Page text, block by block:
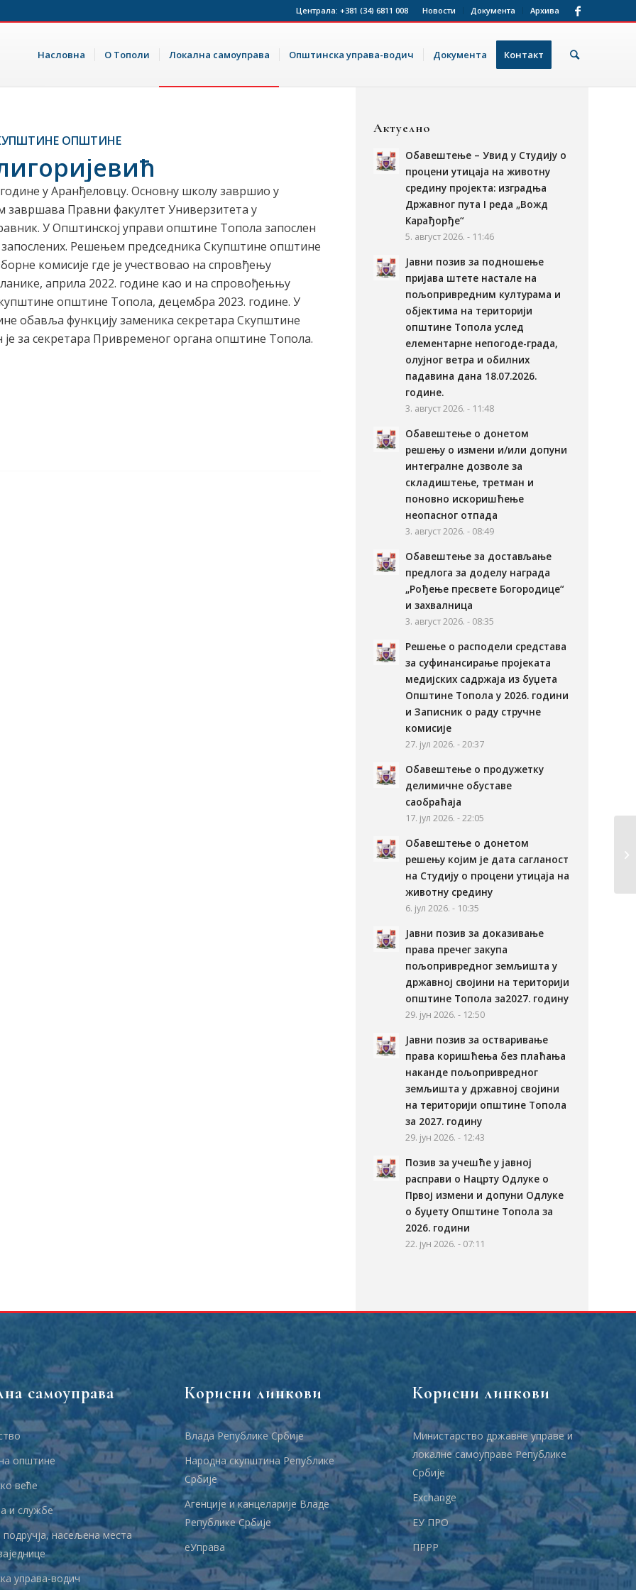
Новости Документа Архива
Централа: +381 (34) 6811 008
Насловна О Тополи Локална самоуправа Општинска управа-водич Документа Контакт
ОПШТИНЕ
у Аранђеловцу. Основну школу завршио у
завршава Правни факултет Универзитета у
У Општинској управи општине Топола запослен
запослених. Решењем председника Скупштине општине
комисије где је учествовао на спровђењу
априла 2022. године као и на спровођењњу
општине Топола, децембра 2023. године. У
обавља функцију заменика секретара Скупштине
за секретара Привременог органа општине Топола.
Актуелно
Обавештење – Увид у Студију о
процени утицаја на животну
средину пројекта: изградња
Државног пута I реда „Вожд
Карађорђе“
5. август 2026. - 11:46
Јавни позив за подношење
пријава штете настале на
пољопривредним културама и
објектима на територији
општине Топола услед
елементарне непогоде-града,
олујног ветра и обилних
падавина дана 18.07.2026.
године.
3. август 2026. - 11:48
Обавештење о донетом
решењу о измени и/или допуни
интегралне дозволе за
складиштење, третман и
поновно искоришћење
неопасног отпада
3. август 2026. - 08:49
Обавештење за достављање
предлога за доделу награда
„Рођење пресвете Богородице“
и захвалница
3. август 2026. - 08:35
Решење о расподели средстава
за суфинансирање пројеката
медијских садржаја из буџета
Општине Топола у 2026. години
и Записник о раду стручне
комисије
27. јул 2026. - 20:37
Обавештење о продужетку
делимичне обуставе
саобраћаја
17. јул 2026. - 22:05
Обавештење о донетом
решењу којим је дата сагланост
на Студију о процени утицаја на
животну средину
6. јул 2026. - 10:35
Јавни позив за доказивање
права пречег закупа
пољопривредног земљишта у
државној својини на територији
општине Топола за2027. годину
29. јун 2026. - 12:50
Јавни позив за остваривање
права коришћења без плаћања
наканде пољопривредног
земљишта у државној својини
на територији општине Топола
за 2027. годину
29. јун 2026. - 12:43
Позив за учешће у јавној
расправи о Нацрту Одлуке о
Првој измени и допуни Одлуке
о буџету Општине Топола за
2026. години
22. јун 2026. - 07:11
самоуправа
општине
веће
и службе
насељена места
управа-водич
Корисни линкови
Влада Републике Србије
Народна скупштина Републике
Србије
Агенције и канцеларије Владе
Републике Србије
еУправа
Корисни линкови
Министарство државне управе и
локалне самоуправе Републике
Србије
Еxchange
ЕУ ПРО
ПРРР